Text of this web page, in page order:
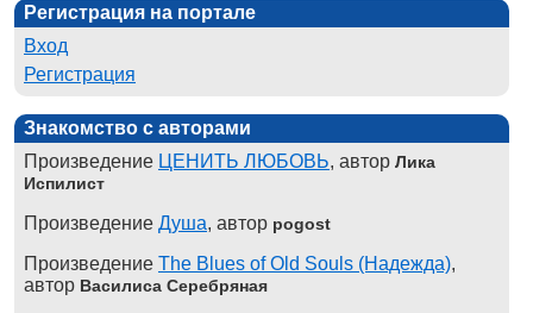
Регистрация на портале
Вход
Регистрация
Знакомство с авторами
Произведение ЦЕНИТЬ ЛЮБОВЬ, автор Лика
Испилист
Произведение Душа, автор pogost
Произведение The Blues of Old Souls (Надежда),
автор Василиса Серебряная